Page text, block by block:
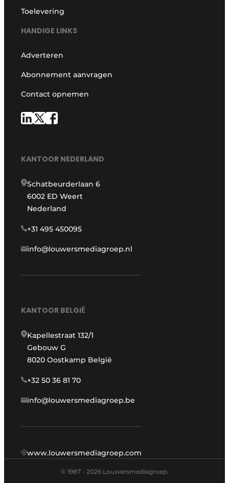
Toelevering
HANDIGE LINKS
Adverteren
Abonnement aanvragen
Contact opnemen
KANTOOR NEDERLAND
Schatbeurderlaan 6
6002 ED Weert
Nederland
+31 495 450095
info@louwersmediagroep.nl
KANTOOR BELGIË
Kapellestraat 132/1
Gebouw G
8020 Oostkamp België
+32 50 36 81 70
info@louwersmediagroep.be
www.louwersmediagroep.com
© 1987 - 2026 Louwersmediagroep.